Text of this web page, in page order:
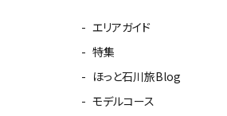
エリアガイド
特集
ほっと石川旅Blog
モデルコース